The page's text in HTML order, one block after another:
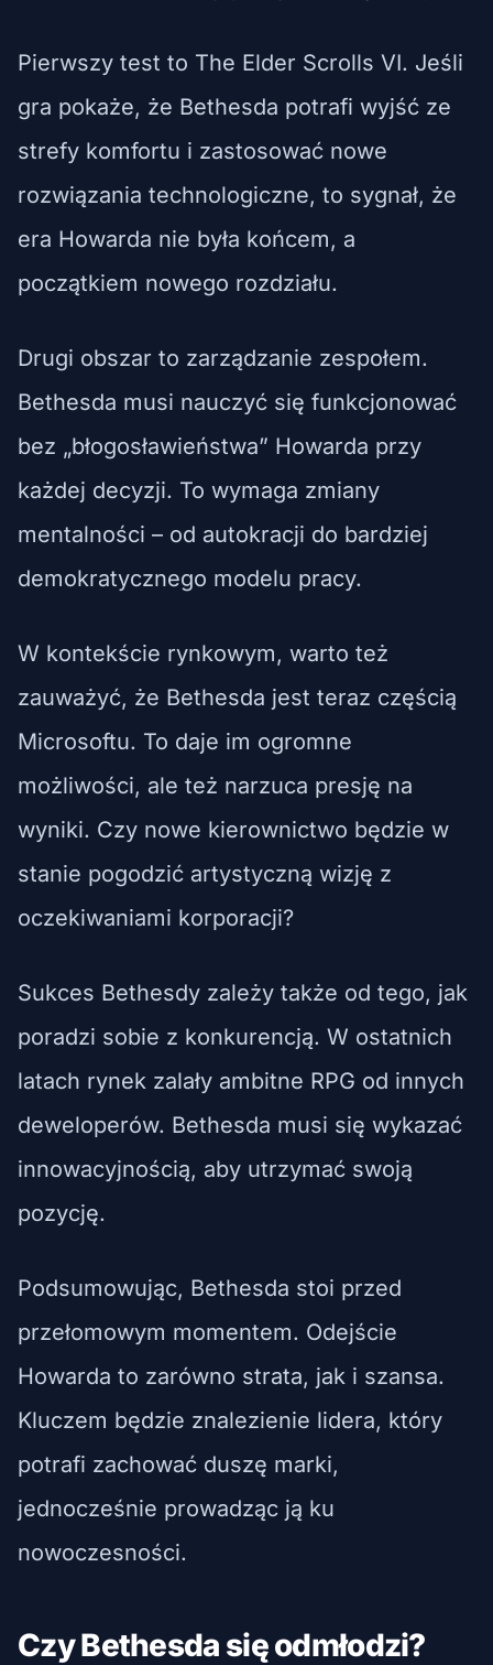
Pierwszy test to The Elder Scrolls VI. Jeśli
gra pokaże, że Bethesda potrafi wyjść ze
strefy komfortu i zastosować nowe
rozwiązania technologiczne, to sygnał, że
era Howarda nie była końcem, a
początkiem nowego rozdziału.
Drugi obszar to zarządzanie zespołem.
Bethesda musi nauczyć się funkcjonować
bez „błogosławieństwa” Howarda przy
każdej decyzji. To wymaga zmiany
mentalności – od autokracji do bardziej
demokratycznego modelu pracy.
W kontekście rynkowym, warto też
zauważyć, że Bethesda jest teraz częścią
Microsoftu. To daje im ogromne
możliwości, ale też narzuca presję na
wyniki. Czy nowe kierownictwo będzie w
stanie pogodzić artystyczną wizję z
oczekiwaniami korporacji?
Sukces Bethesdy zależy także od tego, jak
poradzi sobie z konkurencją. W ostatnich
latach rynek zalały ambitne RPG od innych
deweloperów. Bethesda musi się wykazać
innowacyjnością, aby utrzymać swoją
pozycję.
Podsumowując, Bethesda stoi przed
przełomowym momentem. Odejście
Howarda to zarówno strata, jak i szansa.
Kluczem będzie znalezienie lidera, który
potrafi zachować duszę marki,
jednocześnie prowadząc ją ku
nowoczesności.
Czy Bethesda się odmłodzi?